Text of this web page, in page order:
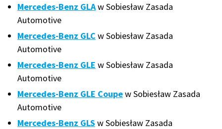
Mercedes-Benz GLAw Sobiesław Zasada
Automotive
Mercedes-Benz GLC w Sobiesław Zasada
Automotive
Mercedes-Benz GLE w Sobiesław Zasada
Automotive
Mercedes-Benz GLE Coupew Sobiesław Zasada
Automotive
Mercedes-Benz GLS w Sobiesław Zasada